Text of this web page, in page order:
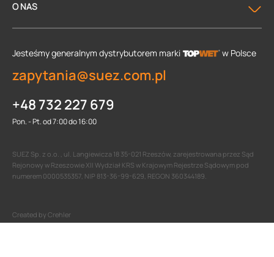
O NAS
Jesteśmy generalnym dystrybutorem marki w Polsce
zapytania@suez.com.pl
+48 732 227 679
Pon. - Pt. od 7:00 do 16:00
SUEZ Sp. z o.o. , ul. Langiewicza 18 35-021 Rzeszów, zarejestrowana przez Sąd
Rejonowy w Rzeszowie XII Wydział KRS w Krajowym Rejestrze Sądowym pod
numerem 0000535357, NIP 813-36-99-629, REGON 360344189.
Created by Crehler